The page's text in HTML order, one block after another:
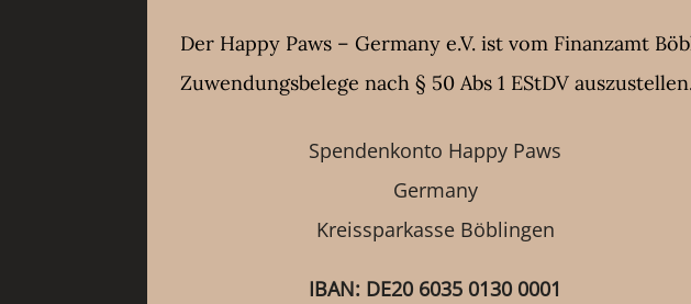
Der Happy Paws – Germany e.V. ist vom Finanzamt
Zuwendungsbelege nach § 50 Abs 1 EStDV
Spendenkonto Happy Paws
Germany
Kreissparkasse Böblingen
IBAN: DE20 6035 0130 0001